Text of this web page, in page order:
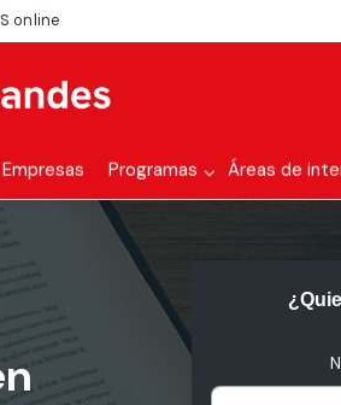
online
Empresas Programas Áreas de